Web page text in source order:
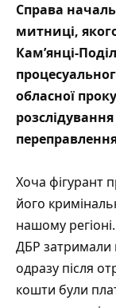
Справа
митниці,
Кам’янці-
обласної
Хоча фігурант
його
нашому
ДБР затримали
одразу після
кошти були